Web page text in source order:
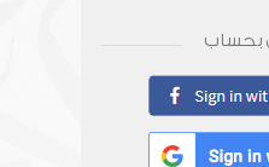
بحساب